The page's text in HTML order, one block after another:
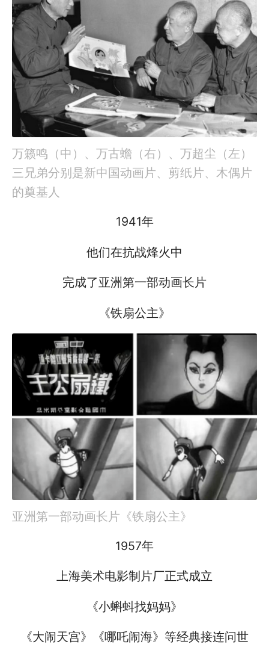
万籁鸣（中）、万古蟾（右）、万超尘（左）
三兄弟分别是新中国动画片、剪纸片、木偶片
的奠基人
1941年
他们在抗战烽火中
完成了亚洲第一部动画长片
《铁扇公主》
亚洲第一部动画长片《铁扇公主》
1957年
上海美术电影制片厂正式成立
《小蝌蚪找妈妈》
《大闹天宫》《哪吒闹海》等经典接连问世